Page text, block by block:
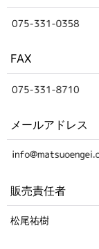
FAX
メールアドレス
販売責任者
松尾祐樹